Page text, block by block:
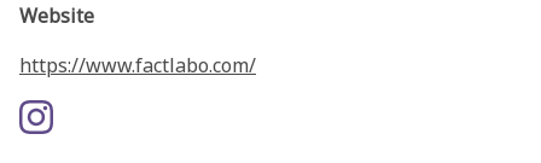
Website
https://www.factlabo.com/